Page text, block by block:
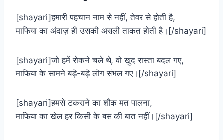
[shayari]हमारी पहचान नाम से नहीं, तेवर से होती है,
माफिया का अंदाज़ ही उसकी असली ताकत होती है।[/shayari]
[shayari]जो हमें रोकने चले थे, वो खुद रास्ता बदल गए,
माफिया के सामने बड़े-बड़े लोग संभल गए।[/shayari]
[shayari]हमसे टकराने का शौक मत पालना,
माफिया का खेल हर किसी के बस की बात नहीं।[/shayari]